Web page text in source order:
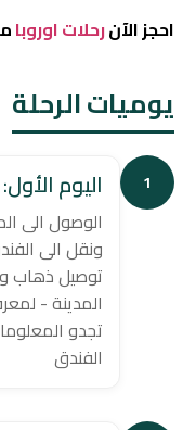
احجز الآنرحلات اوروبا
يوميات الرحلة
1 اليوم
الوصول الى
ونقل الى
توصيل ذهاب
المدينة -
تجدو
الفندق